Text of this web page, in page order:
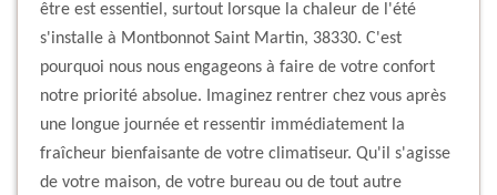
être est essentiel, surtout lorsque la chaleur de l'été
s'installe à Montbonnot Saint Martin, 38330. C'est
pourquoi nous nous engageons à faire de votre confort
notre priorité absolue. Imaginez rentrer chez vous après
une longue journée et ressentir immédiatement la
fraîcheur bienfaisante de votre climatiseur. Qu'il s'agisse
de votre maison, de votre bureau ou de tout autre